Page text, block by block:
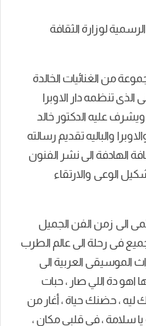
لوزارة الثقافة
من الغنائيات الخالدة
تنظمه دار الاوبرا
عليه الدكتور خالد
والباليه تقديم رسالته
الهادفة الى نشر الفنون
الوعى والارتقاء
الى زمن الفن الجميل
فى رحلة الى عالم الطرب
الموسيقى العربية الى
اهو دة اللي صار ، حبات
ليه ، حضنك حياة ، أغار من
سلامة ، في قلبي مكان ،